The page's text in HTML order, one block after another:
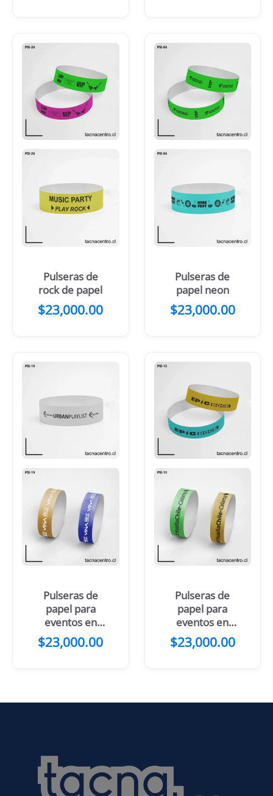
Pulseras de
rock de papel
$23,000.00
Pulseras de
papel neon
$23,000.00
Pulseras de
papel para
eventos en
Viña del mar
$23,000.00
Pulseras de
papel para
eventos en
Calama
$23,000.00